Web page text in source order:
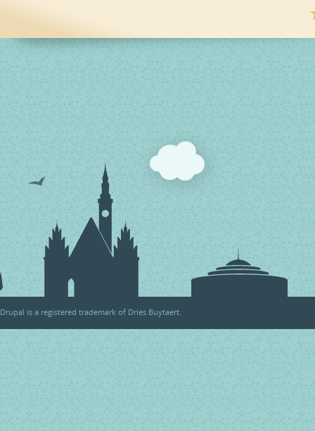
Drupal is a registered trademark of Dries Buytaert